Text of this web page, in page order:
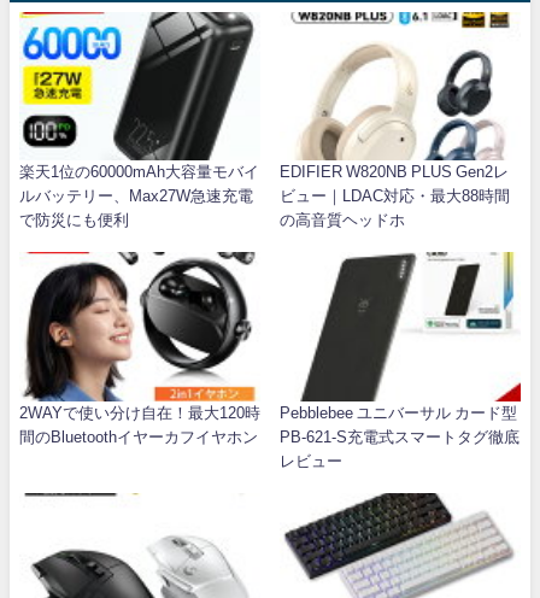
楽天1位の60000mAh大容量モバイ
ルバッテリー、Max27W急速充電
で防災にも便利
EDIFIER W820NB PLUS Gen2レ
ビュー｜LDAC対応・最大88時間
の高音質ヘッドホ
2WAYで使い分け自在！最大120時
間のBluetoothイヤーカフイヤホン
Pebblebee ユニバーサル カード型
PB-621-S充電式スマートタグ徹底
レビュー